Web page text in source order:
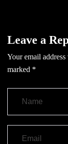
Leave a
Your email
marked *